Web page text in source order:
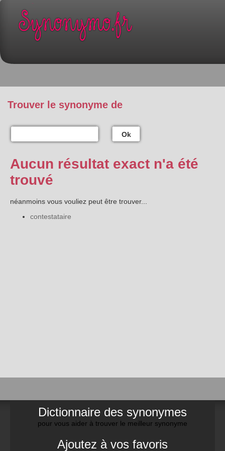
Trouver le synonyme de
Ok
Aucun résultat exact n'a été
trouvé
néanmoins vous vouliez peut être trouver...
contestataire
Dictionnaire des synonymes
pour vous aider à trouver le meilleur synonyme
Ajoutez à vos favoris